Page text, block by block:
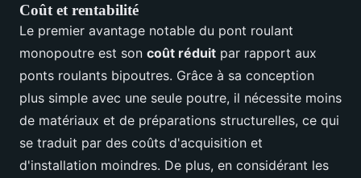
Coût et rentabilité
Le premier avantage notable du pont roulant
monopoutre est son coût réduit par rapport aux
ponts roulants bipoutres. Grâce à sa conception
plus simple avec une seule poutre, il nécessite moins
de matériaux et de préparations structurelles, ce qui
se traduit par des coûts d'acquisition et
d'installation moindres. De plus, en considérant les